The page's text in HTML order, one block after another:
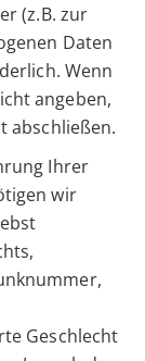
(z.B. zur
Daten
Wenn
angeben,
abschließen.
Ihrer
wir
Geschlecht